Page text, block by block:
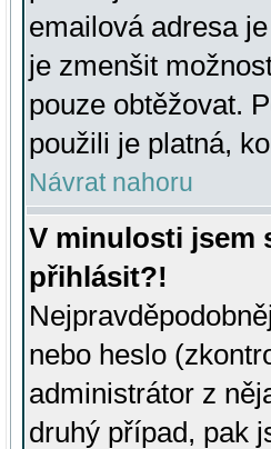
emailová adresa
je zmenšit
pouze obtěžovat.
použili je platná,
Návrat nahoru
V minulosti jsem
přihlásit?!
nebo heslo
administrátor z
druhý případ, pak